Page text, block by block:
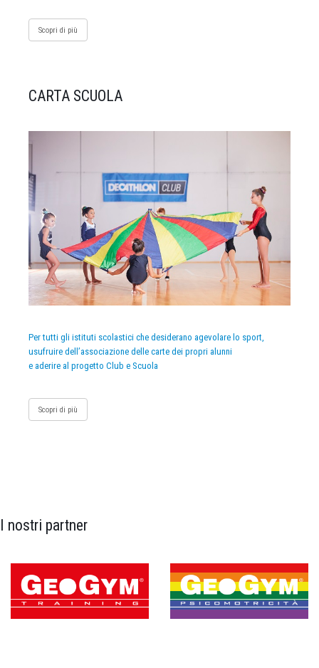
Scopri di più
CARTA SCUOLA
Per tutti gli istituti scolastici che desiderano agevolare lo sport,
usufruire dell’associazione delle carte dei propri alunni
e aderire al progetto Club e Scuola
Scopri di più
I nostri partner